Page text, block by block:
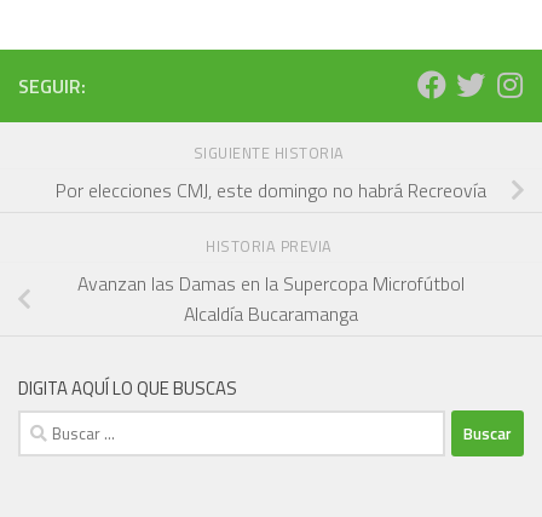
SEGUIR:
SIGUIENTE HISTORIA
Por elecciones CMJ, este domingo no habrá Recreovía
HISTORIA PREVIA
Avanzan las Damas en la Supercopa Microfútbol
Alcaldía Bucaramanga
DIGITA AQUÍ LO QUE BUSCAS
Buscar: